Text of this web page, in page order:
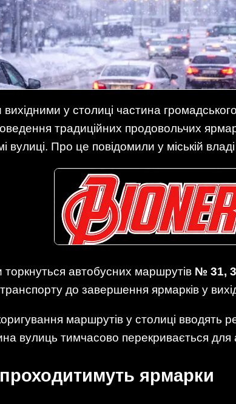
у столиці частина
традиційних продовольчих
вулиці. Про це повідомили у міській
торкнуться автобусних маршрутів № 31,
до завершення ярмарків у
маршрутів у столиці вводять
вулиць тимчасово перекривається для
ярмарки